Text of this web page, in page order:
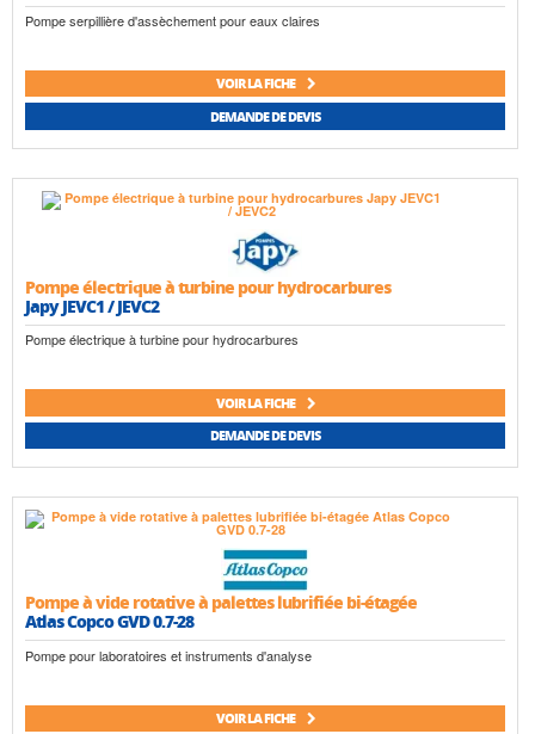
Pompe serpillière d'assèchement pour eaux claires
VOIR LA FICHE
DEMANDE DE DEVIS
Pompe électrique à turbine pour hydrocarbures
Japy JEVC1 / JEVC2
Pompe électrique à turbine pour hydrocarbures
VOIR LA FICHE
DEMANDE DE DEVIS
Pompe à vide rotative à palettes lubrifiée bi-étagée
Atlas Copco GVD 0.7-28
Pompe pour laboratoires et instruments d'analyse
VOIR LA FICHE